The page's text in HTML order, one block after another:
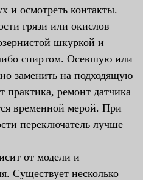
и осмотреть контакты.
грязи или окислов
шкуркой и
спиртом. Осевшую или
заменить на подходящую
практика, ремонт датчика
временной мерой. При
переключатель лучше
от модели и
Существует несколько